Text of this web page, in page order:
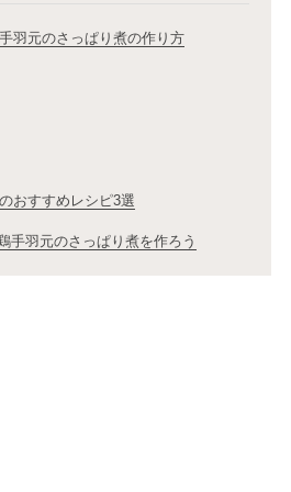
羽元のさっぱり煮の作り方
おすすめレシピ3選
手羽元のさっぱり煮を作ろう